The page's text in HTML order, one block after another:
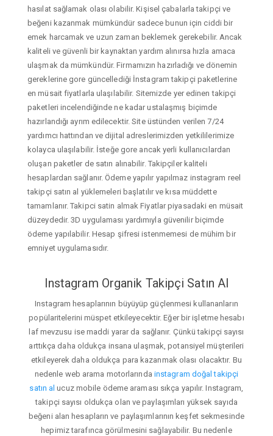
hasılat sağlamak olası olabilir. Kişisel çabalarla takipçi ve
beğeni kazanmak mümkündür sadece bunun için ciddi bir
emek harcamak ve uzun zaman beklemek gerekebilir. Ancak
kaliteli ve güvenli bir kaynaktan yardım alınırsa hızla amaca
ulaşmak da mümkündür. Firmamızın hazırladığı ve dönemin
gereklerine gore güncellediği İnstagram takipçi paketlerine
en müsait fiyatlarla ulaşılabilir. Sitemizde yer edinen takipçi
paketleri incelendiğinde ne kadar ustalaşmış biçimde
hazırlandığı ayrım edilecektir. Site üstünden verilen 7/24
yardımcı hattından ve dijital adreslerimizden yetkililerimize
kolayca ulaşılabilir. İsteğe gore ancak yerli kullanıcılardan
oluşan paketler de satın alınabilir. Takipçiler kaliteli
hesaplardan sağlanır. Ödeme yapılır yapılmaz instagram reel
takipçi satın al yüklemeleri başlatılır ve kısa müddette
tamamlanır. Takipci satin almak Fiyatlar piyasadaki en müsait
düzeydedir. 3D uygulaması yardımıyla güvenilir biçimde
ödeme yapılabilir. Hesap şifresi istenmemesi de mühim bir
emniyet uygulamasıdır.
Instagram Organik Takipçi Satın Al
Instagram hesaplarının büyüyüp güçlenmesi kullananların
popülaritelerini müspet etkileyecektir. Eğer bir işletme hesabı
laf mevzusu ise maddi yarar da sağlanır. Çünkü takipçi sayısı
arttıkça daha oldukça insana ulaşmak, potansiyel müşterileri
etkileyerek daha oldukça para kazanmak olası olacaktır. Bu
nedenle web arama motorlarında instagram doğal takipçi
satın al ucuz mobile ödeme araması sıkça yapılır. Instagram,
takipçi sayısı oldukça olan ve paylaşımları yüksek sayıda
beğeni alan hesapların ve paylaşımlarının keşfet sekmesinde
hepimiz tarafınca görülmesini sağlayabilir. Bu nedenle